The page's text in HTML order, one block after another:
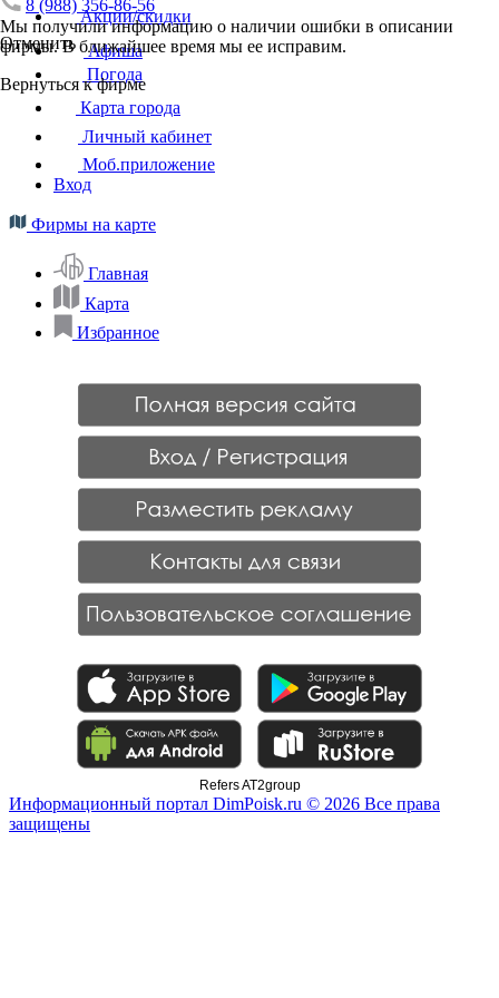
8 (988) 356-86-56
Отменить
Мы получили информацию о наличии ошибки в описании
фирмы. В ближайшее время мы ее исправим.
Вернуться к фирме
Акции/скидки
Афиша
Погода
Карта города
Личный кабинет
Моб.приложение
Вход
Фирмы на карте
Главная
Карта
Избранное
Refers AT2group
Информационный портал DimPoisk.ru © 2026 Все права
защищены